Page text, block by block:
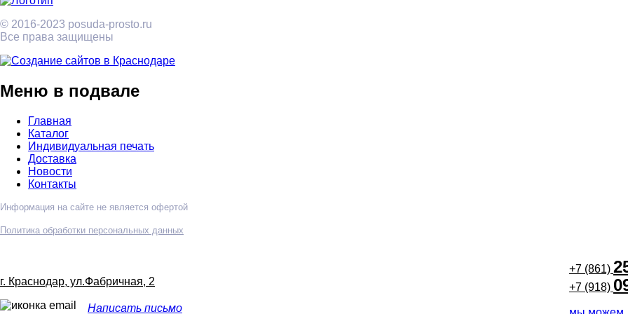
© 2016-2023 posuda-prosto.ru
Все права защищены
Меню в подвале
Главная
Каталог
Индивидуальная печать
Доставка
Новости
Контакты
Информация на сайте не является офертой
Политика обработки персональных данных
г. Краснодар, ул.Фабричная, 2
Написать письмо
+7 (861)
+7 (918)